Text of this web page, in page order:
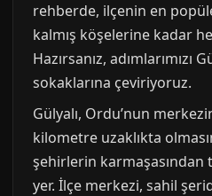
rehberde, ilçenin en
kalmış köşelerine kadar
Hazırsanız, adımlarımızı
sokaklarına çeviriyoruz.
Gülyalı, Ordu’nun
kilometre uzaklıkta
şehirlerin karmaşasından
yer. İlçe merkezi, sahil